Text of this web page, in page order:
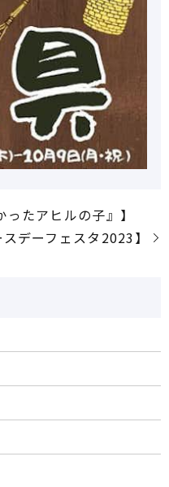
たアヒルの子』】
スデーフェスタ2023】